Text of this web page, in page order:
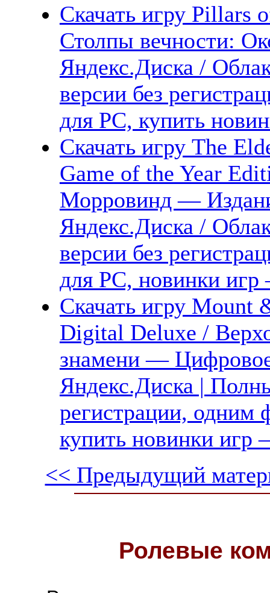
Скачать игру
Столпы вечности:
Яндекс.Диска /
версии без
для PC, купить
Скачать игру The
Game of the Year
Морровинд —
Яндекс.Диска /
версии без
для PC, новинки
Скачать игру
Digital Deluxe /
знамени —
Яндекс.Диска |
регистрации, одним
купить новинки
<< Предыдущий
Ролевые